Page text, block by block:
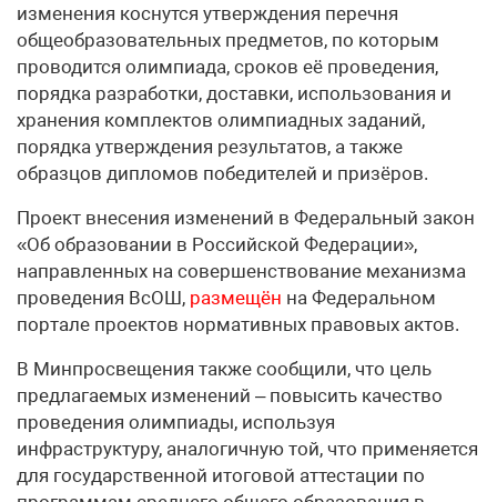
изменения коснутся утверждения перечня
общеобразовательных предметов, по которым
проводится олимпиада, сроков её проведения,
порядка разработки, доставки, использования и
хранения комплектов олимпиадных заданий,
порядка утверждения результатов, а также
образцов дипломов победителей и призёров.
Проект внесения изменений в Федеральный закон
«Об образовании в Российской Федерации»,
направленных на совершенствование механизма
проведения ВсОШ, размещён на Федеральном
портале проектов нормативных правовых актов.
В Минпросвещения также сообщили, что цель
предлагаемых изменений – повысить качество
проведения олимпиады, используя
инфраструктуру, аналогичную той, что применяется
для государственной итоговой аттестации по